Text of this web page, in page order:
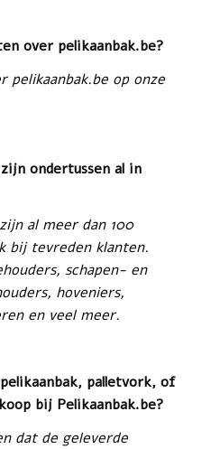
over pelikaanbak.be?
pelikaanbak.be op onze
ondertussen al in
al meer dan 100
bij tevreden klanten.
schapen- en
hoveniers,
en veel meer.
palletvork, of
bij Pelikaanbak.be?
dat de geleverde